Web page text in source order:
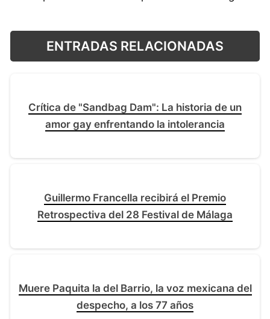
ENTRADAS RELACIONADAS
Crítica de "Sandbag Dam": La historia de un
amor gay enfrentando la intolerancia
Guillermo Francella recibirá el Premio
Retrospectiva del 28 Festival de Málaga
Muere Paquita la del Barrio, la voz mexicana del
despecho, a los 77 años